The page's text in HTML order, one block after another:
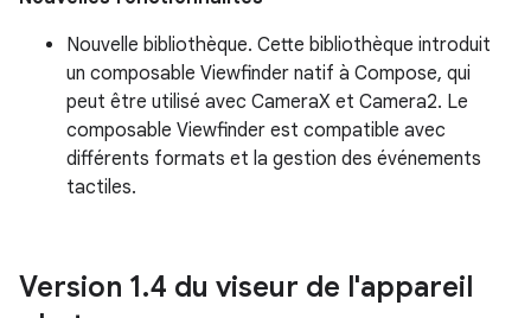
Nouvelle bibliothèque. Cette bibliothèque introduit
un composable Viewfinder natif à Compose, qui
peut être utilisé avec CameraX et Camera2. Le
composable Viewfinder est compatible avec
différents formats et la gestion des événements
tactiles.
Version 1.4 du viseur de l'appareil